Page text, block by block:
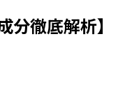
徹底解析】